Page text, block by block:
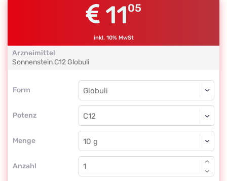
1105
inkl. 10% MwSt
Arzneimittel
Sonnenstein C12 Globuli
Form
Form
Potenz
Globuli
C12
Menge
Globuli
Anzahl